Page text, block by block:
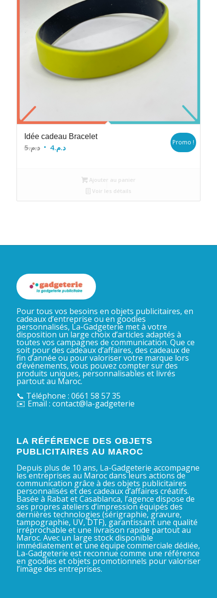
Idée cadeau Bracelet
د.م.5
Le
د.م.4
Le
Promo !
Ajouter au panier
Voir les détails
Pour tous vos besoins en objets publicitaires, en
cadeaux d’entreprise ou en goodies
personnalisés, La-Gadgeterie met à votre
disposition un large choix d’articles adaptés à
toutes vos campagnes de communication. Que ce
soit pour des cadeaux d’affaires, des cadeaux de
fin d’année ou pour valoriser votre marque lors
d’événements, vous pouvez compter sur des
produits uniques, personnalisables et livrés
partout au Maroc.
📞 Téléphone : 0661 58 57 35
✉️ Email : contact@la-gadgeterie
LA RÉFÉRENCE DES OBJETS
PUBLICITAIRES AU MAROC
Depuis plus de 10 ans, La-Gadgeterie accompagne
les entreprises au Maroc dans leurs actions de
communication grâce à des objets publicitaires
personnalisés et des cadeaux d’affaires créatifs.
Basée à Rabat et Casablanca, l’agence dispose de
ses propres ateliers d’impression équipés des
dernières technologies (sérigraphie, gravure,
tampographie, UV, DTF), garantissant une qualité
irréprochable et une livraison rapide partout au
Maroc. Avec un large stock disponible
immédiatement et une équipe commerciale dédiée,
La-Gadgeterie est reconnue comme une référence
en goodies et objets promotionnels pour valoriser
l’image des entreprises.